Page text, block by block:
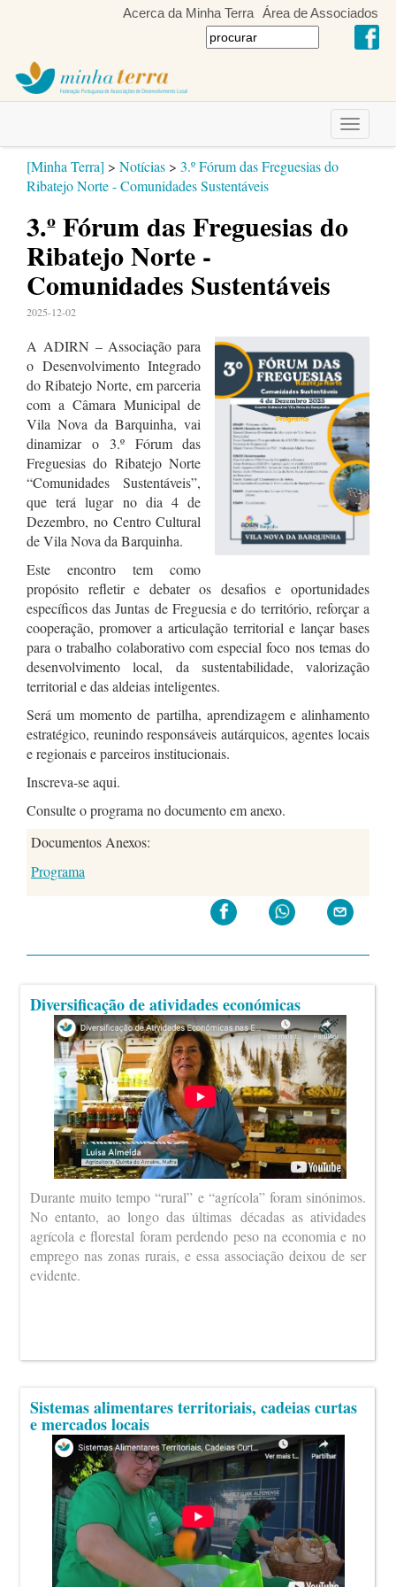
Acerca da Minha Terra Área de Associados
Toggle
[Minha Terra] > Notícias > 3.º Fórum das Freguesias do
Ribatejo Norte - Comunidades Sustentáveis
3.º Fórum das Freguesias do
Ribatejo Norte -
Comunidades Sustentáveis
2025-12-02
A ADIRN – Associação para
o Desenvolvimento Integrado
do Ribatejo Norte, em parceria
com a Câmara Municipal de
Vila Nova da Barquinha, vai
dinamizar o 3.º Fórum das
Freguesias do Ribatejo Norte
“Comunidades Sustentáveis”,
que terá lugar no dia 4 de
Dezembro, no Centro Cultural
de Vila Nova da Barquinha.
Este encontro tem como
propósito refletir e debater os desafios e oportunidades
específicos das Juntas de Freguesia e do território, reforçar a
cooperação, promover a articulação territorial e lançar bases
para o trabalho colaborativo com especial foco nos temas do
desenvolvimento local, da sustentabilidade, valorização
territorial e das aldeias inteligentes.
Será um momento de partilha, aprendizagem e alinhamento
estratégico, reunindo responsáveis autárquicos, agentes locais
e regionais e parceiros institucionais.
Inscreva-se aqui.
Consulte o programa no documento em anexo.
Documentos Anexos:
Programa
Diversificação de atividades económicas
Durante muito tempo “rural” e “agrícola” foram sinónimos.
No entanto, ao longo das últimas décadas as atividades
agrícola e florestal foram perdendo peso na economia e no
emprego nas zonas rurais, e essa associação deixou de ser
evidente.
Sistemas alimentares territoriais, cadeias curtas
e mercados locais